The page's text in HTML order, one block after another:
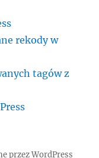
rekody w
tagów z
przez WordPress